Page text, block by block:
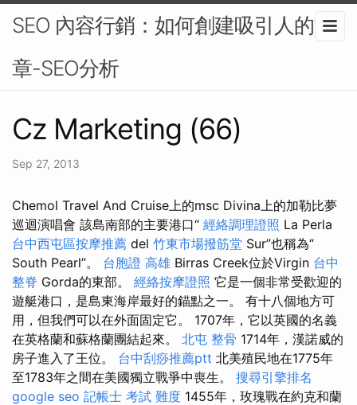
SEO 內容行銷：如何創建吸引人的文
章-SEO分析
Cz Marketing (66)
Sep 27, 2013
Chemol Travel And Cruise上的msc Divina上的加勒比夢
巡迴演唱會 該島南部的主要港口“ 經絡調理證照 La Perla
台中西屯區按摩推薦 del 竹東市場撥筋堂 Sur”也稱為“
South Pearl”。 台胞證 高雄 Birras Creek位於Virgin 台中
整脊 Gorda的東部。 經絡按摩證照 它是一個非常受歡迎的
遊艇港口，是島東海岸最好的錨點之一。 有十八個地方可
用，但我們可以在外面固定它。 1707年，它以英國的名義
在英格蘭和蘇格蘭團結起來。 北屯 整骨 1714年，漢諾威的
房子進入了王位。 台中刮痧推薦ptt 北美殖民地在1775年
至1783年之間在美國獨立戰爭中喪生。 搜尋引擎排名
google seo 記帳士 考試 難度 1455年，玫瑰戰在約克和蘭